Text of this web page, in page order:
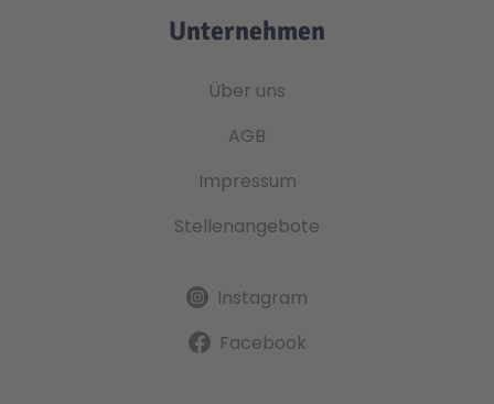
Unternehmen
Über uns
AGB
Impressum
Stellenangebote
Instagram
Facebook